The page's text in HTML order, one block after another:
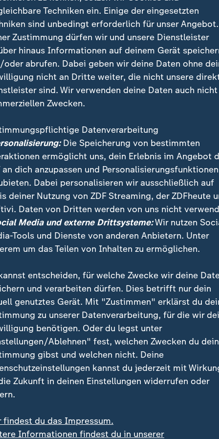
genieße es, so viele tolle Menschen
beklagen im Moment."
zum Rollstuhlbasketball
den Rollstuhlbasketball für sich entdeckt hat,
"Ich war schon immer sehr sportlich, zuletzt habe
Sport mehr zu machen, war
keine Option für mich.
in Murnau lernt sie den Rollstuhlbasketball
Patientinnen und Patienten spielte sie
Bayreuth in die Erste Liga
ihrer Entlassung absolvierte Sellak ein
stieg endgültig in die Sportart ein.
seither von London-Paralympics-Siegerin Gesche
wohnt und Sellak schließlich zum RSV Bayreuth in
Erste Liga) holte.
Techniken ein. Einige der eingesetzten
sind unbedingt erforderlich für unser
Zustimmung dürfen wir und unsere Dienstleister
hinaus Informationen auf deinem Gerät
oder abrufen. Dabei geben wir deine Daten ohne
nicht an Dritte weiter, die nicht unsere
sind. Wir verwenden deine Daten auch nicht
Zwecken.
Datenverarbeitung
Die Speicherung von bestimmten
ermöglicht uns, dein Erlebnis im Angebot
an dich anzupassen und Personalisierungsfunktionen
Dabei personalisieren wir ausschließlich auf
deiner Nutzung von ZDF Streaming, der ZDFheute
Daten von Dritten werden von uns nicht
Media und externe Drittsysteme:Wir nutzen
Tools und Dienste von anderen Anbietern. Unter
um das Teilen von Inhalten zu ermöglichen.
entscheiden, für welche Zwecke wir deine
und verarbeiten dürfen. Dies betrifft nur dein
genutztes Gerät. Mit "Zustimmen" erklärst du
zu unserer Datenverarbeitung, für die wir
benötigen. Oder du legst unter
Ablehnen" fest, welchen Zwecken du
gibst und welchen nicht. Deine
kannst du jederzeit mit
Zukunft in deinen Einstellungen widerrufen oder
findest du das Impressum.
Informationen findest du in unserer